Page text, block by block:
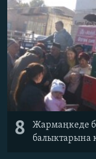
8
Жармаңкеде
балыктарына